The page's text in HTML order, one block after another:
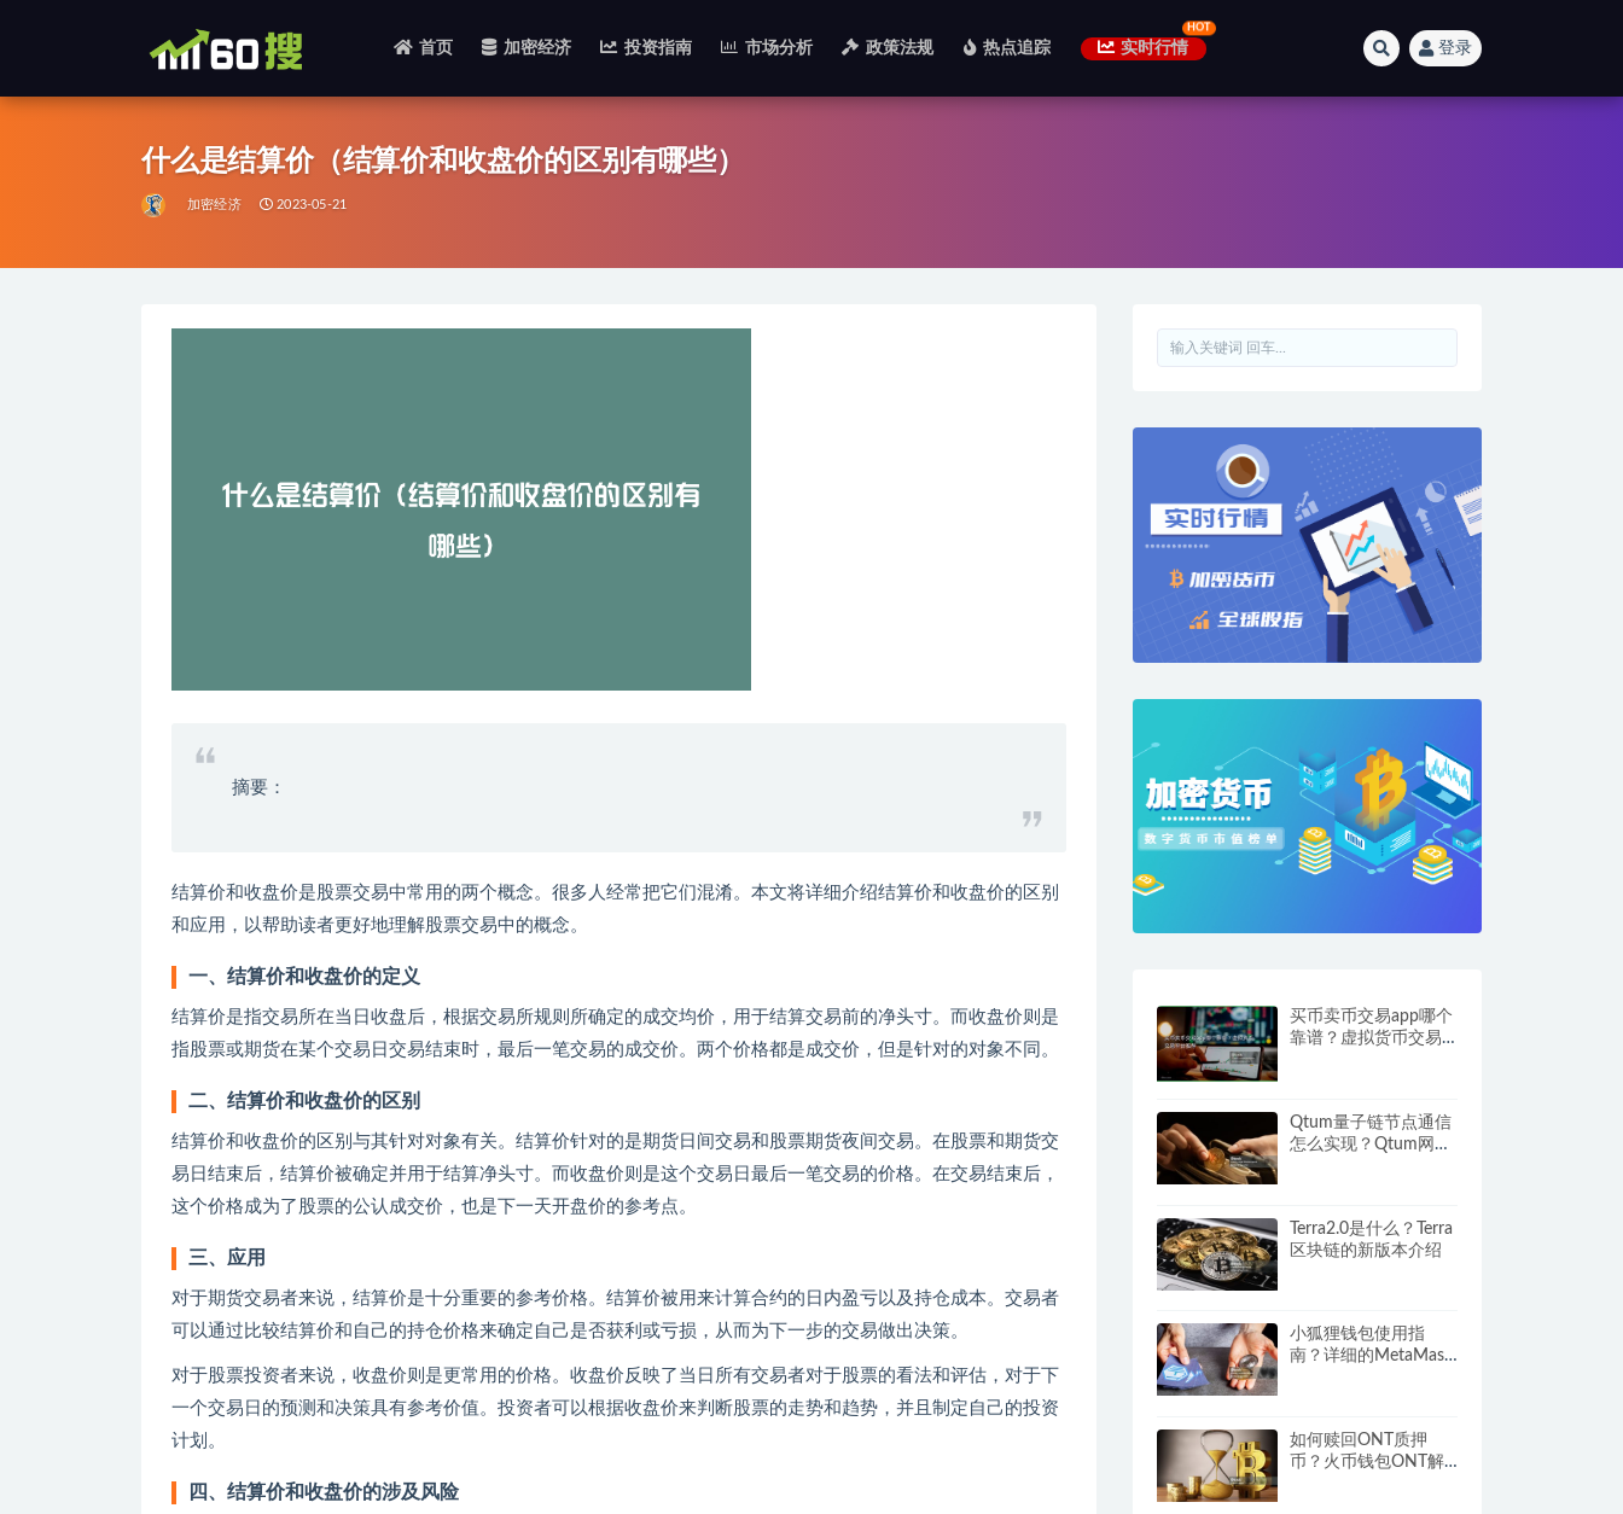
首页 加密经济 投资指南 市场分析 政策法规 热点追踪 实时行情 登录
什么是结算价（结算价和收盘价的区别有哪些）
加密经济 2023-05-21
摘要：
结算价和收盘价是股票交易中常用的两个概念。很多人经常把它们混淆。本文将详细介绍结算价和收盘价的区别
和应用，以帮助读者更好地理解股票交易中的概念。
一、结算价和收盘价的定义
结算价是指交易所在当日收盘后，根据交易所规则所确定的成交均价，用于结算交易前的净头寸。而收盘价则是
指股票或期货在某个交易日交易结束时，最后一笔交易的成交价。两个价格都是成交价，但是针对的对象不同。
二、结算价和收盘价的区别
结算价和收盘价的区别与其针对对象有关。结算价针对的是期货日间交易和股票期货夜间交易。在股票和期货交
易日结束后，结算价被确定并用于结算净头寸。而收盘价则是这个交易日最后一笔交易的价格。在交易结束后，
这个价格成为了股票的公认成交价，也是下一天开盘价的参考点。
三、应用
对于期货交易者来说，结算价是十分重要的参考价格。结算价被用来计算合约的日内盈亏以及持仓成本。交易者
可以通过比较结算价和自己的持仓价格来确定自己是否获利或亏损，从而为下一步的交易做出决策。
对于股票投资者来说，收盘价则是更常用的价格。收盘价反映了当日所有交易者对于股票的看法和评估，对于下
一个交易日的预测和决策具有参考价值。投资者可以根据收盘价来判断股票的走势和趋势，并且制定自己的投资
计划。
四、结算价和收盘价的涉及风险
买币卖币交易app哪个
靠谱？虚拟货币交易
Qtum量子链节点通信
怎么实现？Qtum网络
Terra2.0是什么？Terra
区块链的新版本介绍
小狐狸钱包使用指
南？详细的MetaMask
如何赎回ONT质押
币？火币钱包ONT解